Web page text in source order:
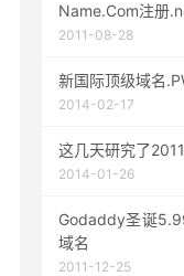
Name.Com注册
2011-08-28
新国际顶级域名
2014-02-17
这几天研究了
2014-01-26
Godaddy圣诞
域名
2011-12-25